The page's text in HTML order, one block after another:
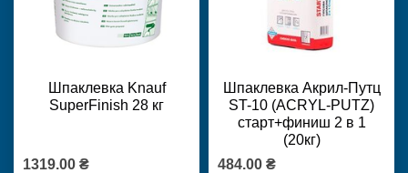
Шпаклевка Knauf
SuperFinish 28 кг
1319.00 ₴
Шпаклевка Акрил-Путц
ST-10 (ACRYL-PUTZ)
старт+финиш 2 в 1
(20кг)
484.00 ₴